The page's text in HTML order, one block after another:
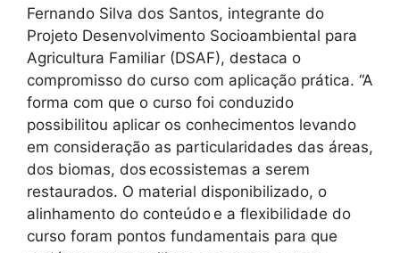
Fernando Silva dos Santos, integrante do
Projeto Desenvolvimento Socioambiental para
Agricultura Familiar (DSAF), destaca o
compromisso do curso com aplicação prática. “A
forma com que o curso foi conduzido
possibilitou aplicar os conhecimentos levando
em consideração as particularidades das áreas,
dos biomas, dos ecossistemas a serem
restaurados. O material disponibilizado, o
alinhamento do conteúdo e a flexibilidade do
curso foram pontos fundamentais para que